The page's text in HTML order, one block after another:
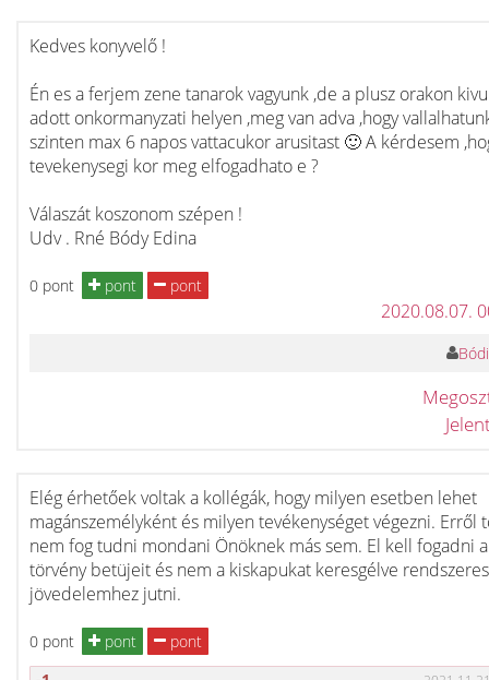
Kedves konyvelő !
Én es a ferjem zene tanarok vagyunk ,de a plusz orakon
adott onkormanyzati helyen ,meg van adva ,hogy
szinten max 6 napos vattacukor arusitast 🙂 A kérdesem
tevekenysegi kor meg elfogadhato e ?
Válaszát koszonom szépen !
Udv . Rné Bódy Edina
0 pont pont pont
2020.08.07.
Elég érhetőek voltak a kollégák, hogy milyen esetben lehet
magánszemélyként és milyen tevékenységet végezni. Erről
nem fog tudni mondani Önöknek más sem. El kell fogadni a
törvény betüjeit és nem a kiskapukat keresgélve rendszeres
jövedelemhez jutni.
0 pont pont
pont